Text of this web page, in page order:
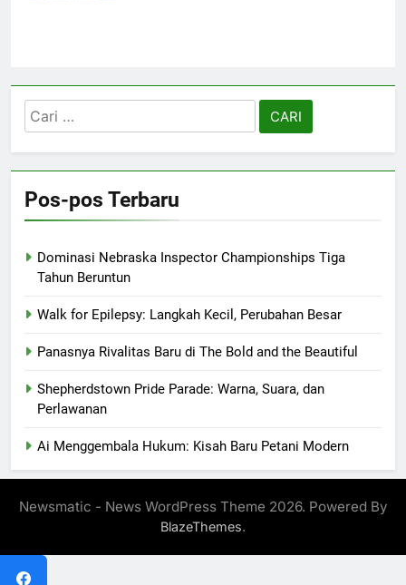
Cari
untuk:
Pos-pos Terbaru
Dominasi Nebraska Inspector Championships Tiga
Tahun Beruntun
Walk for Epilepsy: Langkah Kecil, Perubahan Besar
Panasnya Rivalitas Baru di The Bold and the Beautiful
Shepherdstown Pride Parade: Warna, Suara, dan
Perlawanan
Ai Menggembala Hukum: Kisah Baru Petani Modern
Newsmatic - News WordPress Theme 2026. Powered By
BlazeThemes.